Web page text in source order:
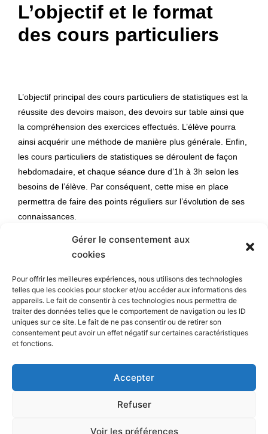
Gérer le consentement aux
cookies
Pour offrir les meilleures expériences, nous utilisons des technologies
telles que les cookies pour stocker et/ou accéder aux informations des
appareils. Le fait de consentir à ces technologies nous permettra de
traiter des données telles que le comportement de navigation ou les ID
uniques sur ce site. Le fait de ne pas consentir ou de retirer son
consentement peut avoir un effet négatif sur certaines caractéristiques
et fonctions.
Accepter
Refuser
Voir les préférences
L’objectif et le format
des cours particuliers
L’objectif principal des cours particuliers de statistiques est la
réussite des devoirs maison, des devoirs sur table ainsi que
la compréhension des exercices effectués. L’élève pourra
ainsi acquérir une méthode de manière plus générale. Enfin,
les cours particuliers de statistiques se déroulent de façon
hebdomadaire, et chaque séance dure d’1h à 3h selon les
besoins de l’élève. Par conséquent, cette mise en place
permettra de faire des points réguliers sur l’évolution de ses
connaissances.
Liens utiles
Facebook